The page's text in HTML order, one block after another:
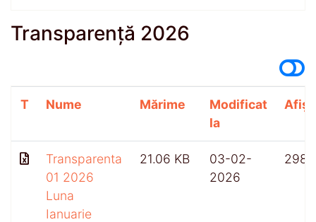
Transparență 2026
T Nume Mărime
Modificat
la
Transparenta
01 2026
Luna
Ianuarie
21.06 KB
03-02-
2026
298